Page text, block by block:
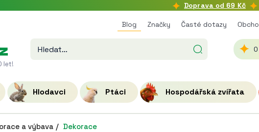
Doprava od 69 Kč
Blog Značky Časté dotazy
let!
Hlodavci Ptáci Hospodářská zvířata
a výbava Dekorace